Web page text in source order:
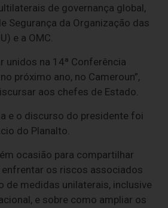
de governança global,
Segurança da Organização das
e a OMC.
unidos na 14ª Conferência
próximo ano, no Cameroun”,
aos chefes de Estado.
e o discurso do presidente foi
do Planalto.
ocasião para compartilhar
os riscos associados
de medidas unilaterais, inclusive
e sobre como ampliar os